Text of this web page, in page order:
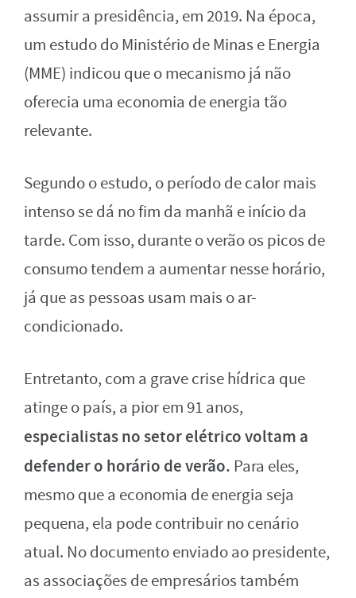
assumir a presidência, em 2019. Na época,
um estudo do Ministério de Minas e Energia
(MME) indicou que o mecanismo já não
oferecia uma economia de energia tão
relevante.
Segundo o estudo, o período de calor mais
intenso se dá no fim da manhã e início da
tarde. Com isso, durante o verão os picos de
consumo tendem a aumentar nesse horário,
já que as pessoas usam mais o ar-
condicionado.
Entretanto, com a grave crise hídrica que
atinge o país, a pior em 91 anos,
especialistas no setor elétrico voltam a
defender o horário de verão. Para eles,
mesmo que a economia de energia seja
pequena, ela pode contribuir no cenário
atual. No documento enviado ao presidente,
as associações de empresários também